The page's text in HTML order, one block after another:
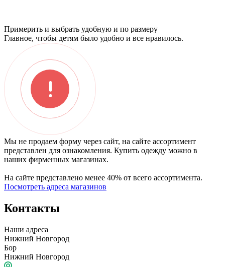
Примерить и выбрать удобную и по размеру
Главное, чтобы детям было удобно и все нравилось.
Мы не продаем форму через сайт, на сайте ассортимент
представлен для ознакомления. Купить одежду можно в
наших фирменных магазинах.
На сайте представлено менее 40% от всего ассортимента.
Посмотреть адреса магазинов
Контакты
Наши адреса
Нижний Новгород
Бор
Нижний Новгород